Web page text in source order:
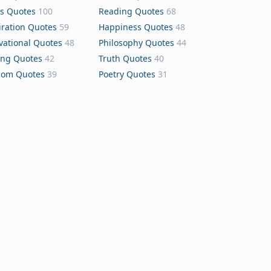
Quotes 100 Reading Quotes 68
Quotes 59 Happiness Quotes 48
Quotes 48 Philosophy Quotes 44
Quotes 42 Truth Quotes 40
Quotes 39 Poetry Quotes 31